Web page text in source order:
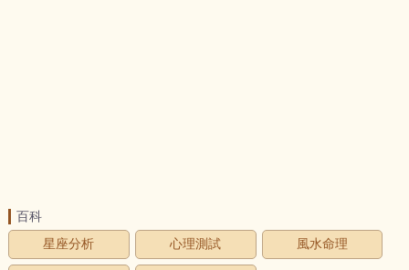
百科
星座分析
心理測試 風水命理